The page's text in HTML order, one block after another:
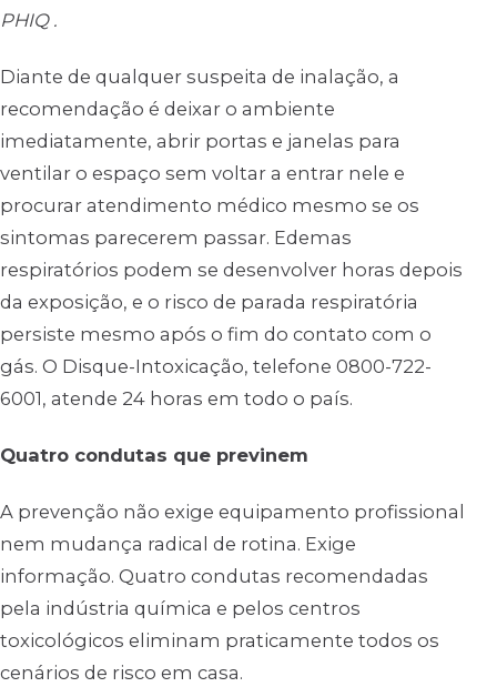
PHIQ .
Diante de qualquer suspeita de inalação, a
recomendação é deixar o ambiente
imediatamente, abrir portas e janelas para
ventilar o espaço sem voltar a entrar nele e
procurar atendimento médico mesmo se os
sintomas parecerem passar. Edemas
respiratórios podem se desenvolver horas depois
da exposição, e o risco de parada respiratória
persiste mesmo após o fim do contato com o
gás. O Disque-Intoxicação, telefone 0800-722-
6001, atende 24 horas em todo o país.
Quatro condutas que previnem
A prevenção não exige equipamento profissional
nem mudança radical de rotina. Exige
informação. Quatro condutas recomendadas
pela indústria química e pelos centros
toxicológicos eliminam praticamente todos os
cenários de risco em casa.